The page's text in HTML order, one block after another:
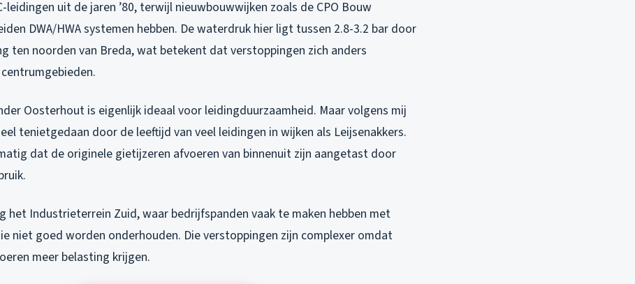
leidingen uit de jaren ’80, terwijl nieuwbouwwijken zoals de CPO Bouw
DWA/HWA systemen hebben. De waterdruk hier ligt tussen 2.8-3.2 bar door
ten noorden van Breda, wat betekent dat verstoppingen zich anders
Oosterhout is eigenlijk ideaal voor leidingduurzaamheid. Maar volgens mij
tenietgedaan door de leeftijd van veel leidingen in wijken als Leijsenakkers.
dat de originele gietijzeren afvoeren van binnenuit zijn aangetast door
het Industrieterrein Zuid, waar bedrijfspanden vaak te maken hebben met
niet goed worden onderhouden. Die verstoppingen zijn complexer omdat
meer belasting krijgen.